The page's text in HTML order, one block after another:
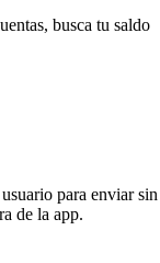
busca tu saldo
para enviar sin
de la app.